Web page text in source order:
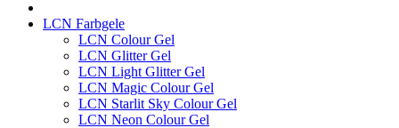
LCN Farbgele
LCN Colour Gel
LCN Glitter Gel
LCN Light Glitter Gel
LCN Magic Colour Gel
LCN Starlit Sky Colour Gel
LCN Neon Colour Gel